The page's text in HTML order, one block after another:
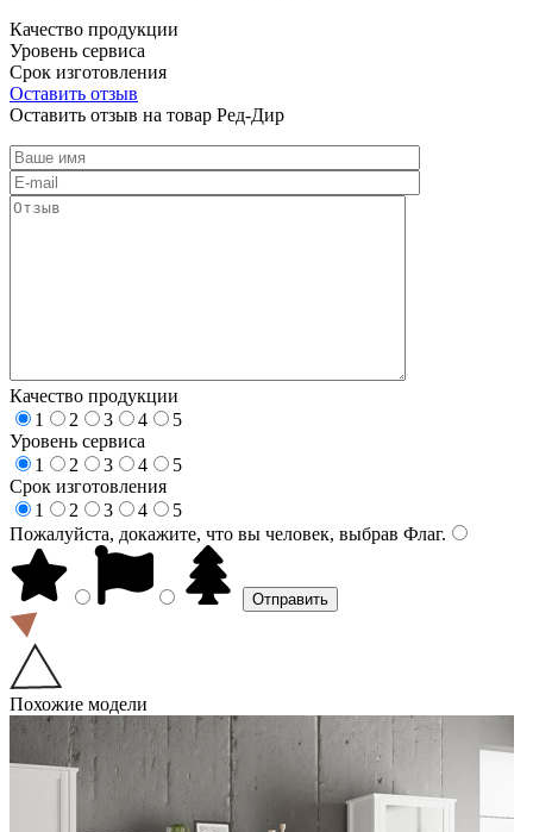
Качество продукции
Уровень сервиса
Срок изготовления
Оставить отзыв
Оставить отзыв на товар Ред-Дир
Качество продукции
1
2 3 4
5
Уровень сервиса
1
2 3 4
5
Срок изготовления
1
2 3 4
5
Пожалуйста, докажите, что вы человек, выбрав Флаг.
Похожие модели